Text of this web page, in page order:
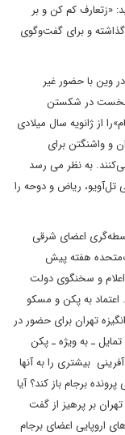
«زتعارف کم کن و بر
گذاشته‌ و برای گفت‌وگوی
آوریل 2021) گروه 1+4 برجام در وین با حضور غیر
نخست در شکستن
از ژانویه سال میلادی
و واشنگتن برای
به نظر می رسد
تل‌آویو، ریاض و دوحه را
اعضای شرقی
هفته پیش
و سخنگوی دولت
به پکن و مسکو
تهران برای حضور در
ـ به ویژه ـ پکن
بیشتری را به آنها
برجام باز کند؟ آیا
تهران بر پرهیز از گفت
اروپایی اعضای برجام